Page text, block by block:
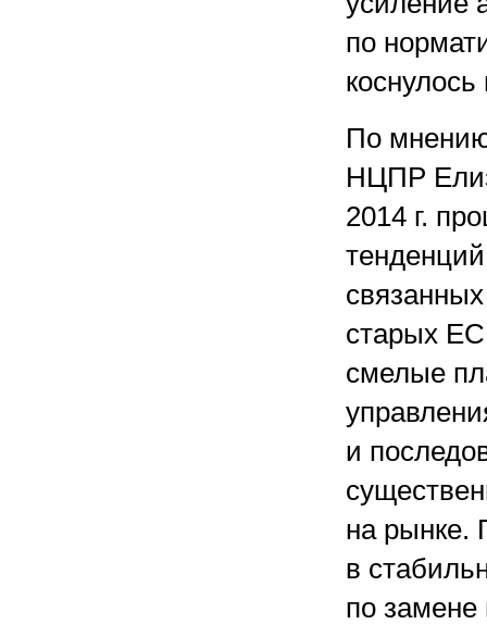
по
По
НЦПР
2014 г.
старых
смелые
и
на рынке.
в
по